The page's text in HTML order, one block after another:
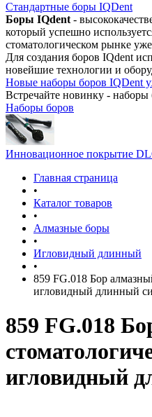
Стандартные боры IQDent
Боры IQdent -
который успешно
стоматологическом рынке
Для создания боров IQdent
новейшие технологии и
Новые наборы боров IQDent
Встречайте новинку -
Наборы боров
Инновационное покрытие
Главная страница
•
Каталог товаров
•
Алмазные боры
•
Игловидный длинный
•
859 FG.018 Бор
игловидный длинный
859 FG.018
игловидный